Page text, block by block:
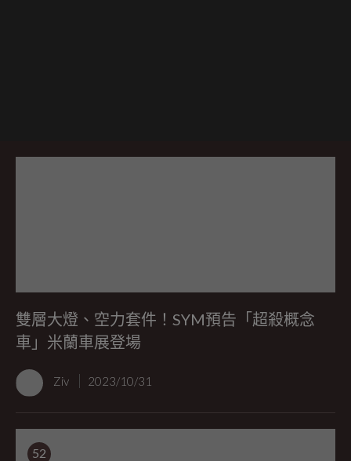
雙層大燈、空力套件！SYM預告「超殺概念
車」米蘭車展登場
Ziv 2023/10/31
52